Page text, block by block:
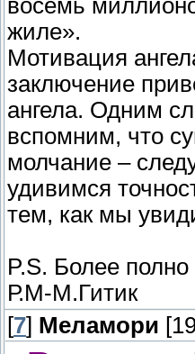
восемь
жиле».
Мотивация
заключение
ангела. Одним
вспомним, что
молчание –
удивимся
тем, как мы
P.S. Более
Р.М-М.Гитик
[7] Меламори